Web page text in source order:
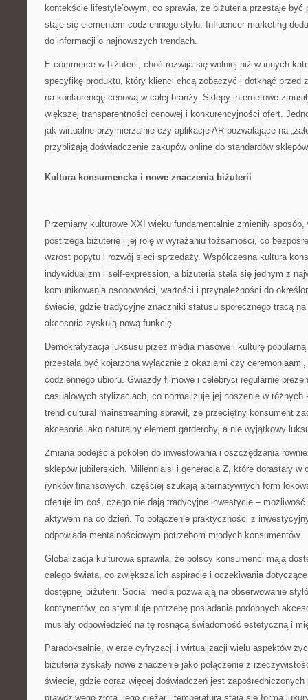
kontekście lifestyle’owym, co sprawia, że biżuteria przestaje
staje się elementem codziennego stylu. Influencer marketing
do informacji o najnowszych trendach.
E-commerce w biżuterii, choć rozwija się wolniej niż w innych
specyfikę produktu, który klienci chcą zobaczyć i dotknąć przed
na konkurencję cenową w całej branży. Sklepy internetowe
większej transparentności cenowej i konkurencyjności ofert.
jak wirtualne przymierzalnie czy aplikacje AR pozwalające na
przybliżają doświadczenie zakupów online do standardów
Kultura konsumencka i nowe znaczenia biżuterii
Przemiany kulturowe XXI wieku fundamentalnie zmieniły sposób,
postrzega biżuterię i jej rolę w wyrażaniu tożsamości, co
wzrost popytu i rozwój sieci sprzedaży. Współczesna kultura
indywidualizm i self-expression, a biżuteria stała się jednym z
komunikowania osobowości, wartości i przynależności do
świecie, gdzie tradycyjne znaczniki statusu społecznego tracą
akcesoria zyskują nową funkcję.
Demokratyzacja luksusu przez media masowe i kulturę popularną
przestała być kojarzona wyłącznie z okazjami czy
codziennego ubioru. Gwiazdy filmowe i celebryci regularnie
casualowych stylizacjach, co normalizuje jej noszenie w różnych
trend cultural mainstreaming sprawił, że przeciętny konsument
akcesoria jako naturalny element garderoby, a nie wyjątkowy
Zmiana podejścia pokoleń do inwestowania i oszczędzania
sklepów jubilerskich. Millennialsi i generacja Z, które dorastały w
rynków finansowych, częściej szukają alternatywnych form
oferuje im coś, czego nie dają tradycyjne inwestycje –
aktywem na co dzień. To połączenie praktyczności z
odpowiada mentalnościowym potrzebom młodych konsumentów.
Globalizacja kulturowa sprawiła, że polscy konsumenci mają
całego świata, co zwiększa ich aspiracje i oczekiwania
dostępnej biżuterii. Social media pozwalają na obserwowanie
kontynentów, co stymuluje potrzebę posiadania podobnych
musiały odpowiedzieć na tę rosnącą świadomość estetyczną i
Paradoksalnie, w erze cyfryzacji i wirtualizacji wielu aspektów
biżuteria zyskały nowe znaczenie jako połączenie z
świecie, gdzie coraz więcej doświadczeń jest
prawdziwego złota, jego ciężar i temperatura stają się formą